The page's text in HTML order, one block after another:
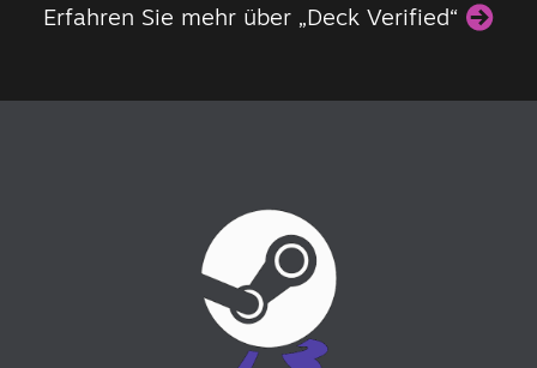
Erfahren Sie mehr über „Deck Verified“